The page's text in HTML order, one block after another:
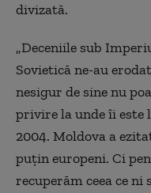
divizată.
„Deceniile sub
Sovietică ne-au
nesigur de sine nu
privire la unde îi este
2004. Moldova a
puţin europeni. Ci
recuperăm ceea ce ni